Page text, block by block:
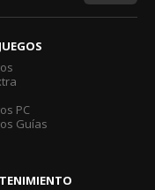
PC
Guías